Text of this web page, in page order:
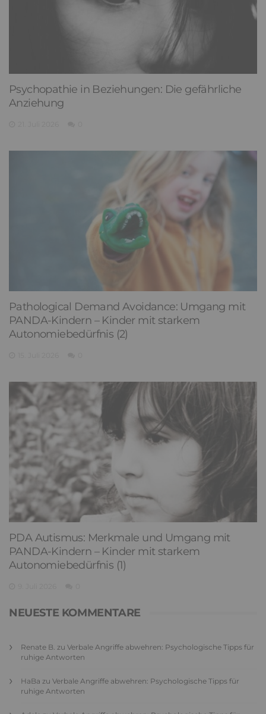
Psychopathie in Beziehungen: Die gefährliche
Anziehung
Pathological Demand Avoidance: Umgang mit
PANDA-Kindern – Kinder mit starkem
Autonomiebedürfnis (2)
PDA Autismus: Merkmale und Umgang mit
PANDA-Kindern – Kinder mit starkem
Autonomiebedürfnis (1)
NEUESTE KOMMENTARE
Renate B. zu Verbale Angriffe abwehren: Psychologische Tipps für
ruhige Antworten
HaBa zu Verbale Angriffe abwehren: Psychologische Tipps für
ruhige Antworten